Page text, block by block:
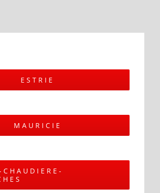
ESTRIE
MAURICIE
CHAUDIERE-